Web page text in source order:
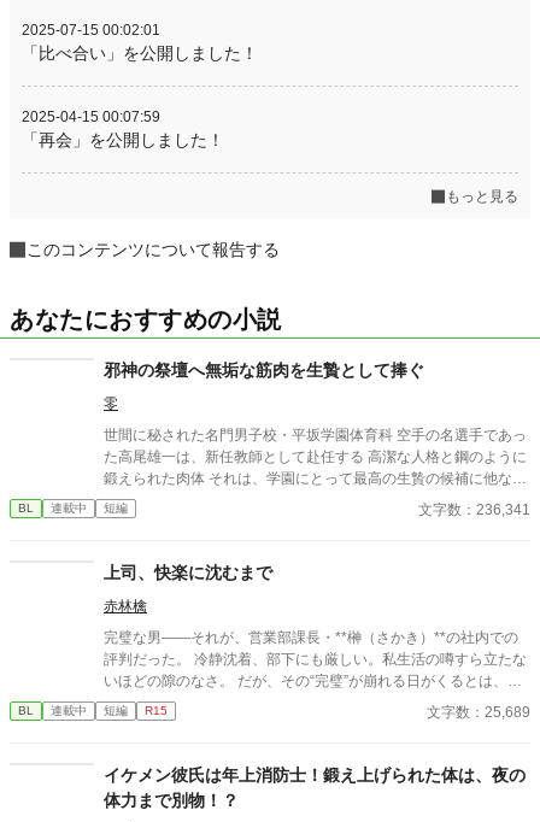
2025-07-15 00:02:01
「比べ合い」を公開しました！
2025-04-15 00:07:59
「再会」を公開しました！
もっと見る
このコンテンツについて報告する
あなたにおすすめの小説
邪神の祭壇へ無垢な筋肉を生贄として捧ぐ
零
世間に秘された名門男子校・平坂学園体育科 空手の名選手であっ
た高尾雄一は、新任教師として赴任する 高潔な人格と鋼のように
鍛えられた肉体 それは、学園にとって最高の生贄の候補に他なら
なかった 至高の筋肉を持つ、精神を削られ意志をなくした青年を
太古の神に捧げるため、“水”、“風”、“土”の信奉者達が暗躍する 意
校で繰り広げられるダークファンタジー
BL 連載中 短編 文字数：236,341
上司、快楽に沈むまで
赤林檎
完璧な男――それが、営業部課長・**榊（さかき）**の社内での
評判だった。 冷静沈着、部下にも厳しい。私生活の噂すら立たな
いほどの隙のなさ。 だが、その“完璧”が崩れる日がくるとは、誰
も想像していなかった。 入社三年目の篠原は、榊の直属の部下。
真面目だが強気で、どこか挑発的な笑みを浮かべる青年。 ある
原は上司に向かって、いつもの穏やかな口調を崩した。「……そ
んな顔、部下には見せないんですね」 疲労で僅かに緩んだ榊の表
情。 その弱さを見逃さず、篠原はデスク越しに距離を詰める。
BL 連載中 短編 R15 文字数：25,689
イケメン彼氏は年上消防士！鍛え上げられた体は、夜の
体力まで別物！？